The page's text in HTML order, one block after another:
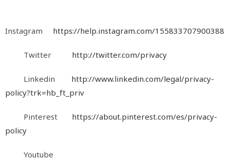
Instagram https://help.instagram.com/155833707900388
Twitter http://twitter.com/privacy
Linkedin http://www.linkedin.com/legal/privacy-
policy?trk=hb_ft_priv
Pinterest https://about.pinterest.com/es/privacy-
policy
Youtube